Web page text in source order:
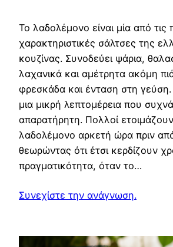
Το λαδολέμονο είναι μία από τις
χαρακτηριστικές σάλτσες της
κουζίνας. Συνοδεύει ψάρια,
λαχανικά και αμέτρητα ακόμη
φρεσκάδα και ένταση στη
μια μικρή λεπτομέρεια που
απαρατήρητη. Πολλοί
λαδολέμονο αρκετή ώρα πριν
θεωρώντας ότι έτσι κερδίζουν
πραγματικότητα, όταν το…
Συνεχίστε την ανάγνωση.